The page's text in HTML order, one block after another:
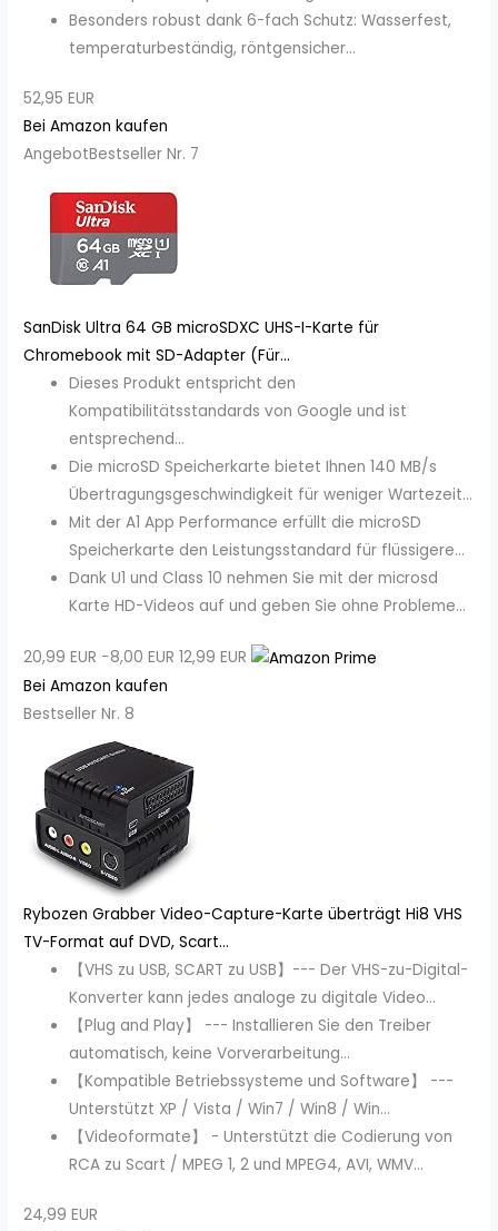
Besonders robust dank 6-fach Schutz: Wasserfest,
temperaturbeständig, röntgensicher...
52,95 EUR
Bei Amazon kaufen
AngebotBestseller Nr. 7
SanDisk Ultra 64 GB microSDXC UHS-I-Karte für
Chromebook mit SD-Adapter (Für...
Dieses Produkt entspricht den
Kompatibilitätsstandards von Google und ist
entsprechend...
Die microSD Speicherkarte bietet Ihnen 140 MB/s
Übertragungsgeschwindigkeit für weniger Wartezeit...
Mit der A1 App Performance erfüllt die microSD
Speicherkarte den Leistungsstandard für flüssigere...
Dank U1 und Class 10 nehmen Sie mit der microsd
Karte HD-Videos auf und geben Sie ohne Probleme...
20,99 EUR −8,00 EUR 12,99 EUR
Bei Amazon kaufen
Bestseller Nr. 8
Rybozen Grabber Video-Capture-Karte überträgt Hi8 VHS
TV-Format auf DVD, Scart...
【VHS zu USB, SCART zu USB】--- Der VHS-zu-Digital-
Konverter kann jedes analoge zu digitale Video...
【Plug and Play】 --- Installieren Sie den Treiber
automatisch, keine Vorverarbeitung...
【Kompatible Betriebssysteme und Software】 ---
Unterstützt XP / Vista / Win7 / Win8 / Win...
【Videoformate】 - Unterstützt die Codierung von
RCA zu Scart / MPEG 1, 2 und MPEG4, AVI, WMV...
24,99 EUR